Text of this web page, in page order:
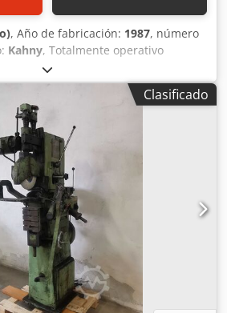
, Año de fabricación: 1987, número
Kahny, Totalmente operativo
Clasificado